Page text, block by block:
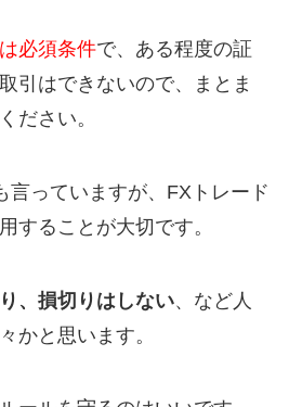
必須条件で、ある程度の証
引はできないので、まとま
ださい。
言っていますが、FXトレード
することが大切です。
、損切りはしない、など人
かと思います。